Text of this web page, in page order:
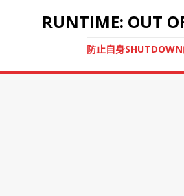
RUNTIME: OUT
防止自身